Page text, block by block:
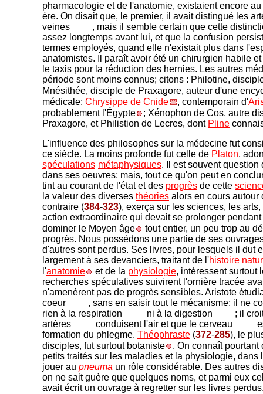
pharmacologie et de l'anatomie, existaient encore au
ère. On disait que, le premier, il avait distingué les
veines
, mais il semble certain que cette
assez longtemps avant lui, et que la confusion
termes employés, quand elle n'existait plus dans
anatomistes. Il paraît avoir été un chirurgien habile
le taxis pour la réduction des hernies. Les autres
période sont moins connus; citons : Philotine,
Mnésithée, disciple de Praxagore, auteur d'une
médicale; Chrysippe de Cnide , contemporain d'
probablement l'Égypte
; Xénophon de Cos, autre
Praxagore, et Philistion de Lecres, dont Pline
L'influence des philosophes sur la médecine fut
ce siècle. La moins profonde fut celle de Platon,
spéculations-métaphysiques. Il est souvent question
dans ses oeuvres; mais, tout ce qu'on peut en
tint au courant de l'état et des progrès de cette
la valeur des diverses théories alors en cours autour
contraire (384-323), exerça sur les sciences, les
action extraordinaire qui devait se prolonger
dominer le Moyen âge
tout entier, un peu trop au
progrès. Nous possédons une partie de ses
d'autres sont perdus. Ses livres, pour lesquels il dut
largement à ses devanciers, traitant de l'histoire
l'anatomie et de la physiologie, intéressent surtout
recherches spéculatives suivirent l'ornière tracée
n'amenèrent pas de progrès sensibles. Aristote
coeur
, sans en saisir tout le mécanisme; il ne
rien à la respiration
ni à la digestion
; il
artères
conduisent l'air et que le cerveau
formation du phlegme. Théophraste (372-285), le
disciples, fut surtout botaniste
. On connaît
petits traités sur les maladies et la physiologie, dans
jouer au pneuma un rôle considérable. Des autres
on ne sait guère que quelques noms, et parmi eux
avait écrit un ouvrage à regretter sur les livres